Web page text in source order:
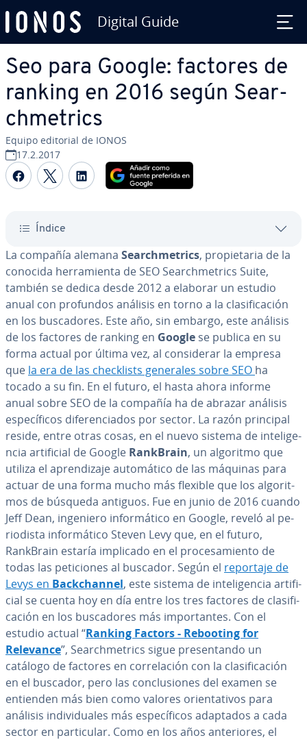
Digital Guide
Seo para Google: factores de
ranking en 2016 según Sea­r­
ch­me­tri­cs
Equipo editorial de IONOS
17.2.2017
Compartir Facebook
Compartir Twitter
Compartir LinkedIn
Índice
La compañía alemana Sea­r­ch­me­tri­cs, pro­pie­ta­ria de la
conocida he­rra­mie­n­ta de SEO Sea­r­ch­me­tri­cs Suite,
también se dedica desde 2012 a elaborar un estudio
anual con profundos análisis en torno a la cla­si­fi­ca­ción
en los bu­s­ca­do­res. Este año, sin embargo, este análisis
de los factores de ranking en Google se publica en su
forma actual por última vez, al co­n­si­de­rar la empresa
que la era de las che­c­kli­sts generales sobre SEO ha
tocado a su fin. En el futuro, el hasta ahora informe
anual sobre SEO de la compañía ha de abrazar análisis
es­pe­cí­fi­cos di­fe­re­n­cia­dos por sector. La razón principal
reside, entre otras cosas, en el nuevo sistema de in­te­li­ge­
n­cia ar­ti­fi­cial de Google RankBrain, un algoritmo que
utiliza el apre­n­di­za­je au­to­má­ti­co de las máquinas para
actuar de una forma mucho más flexible que los al­go­ri­t­
mos de búsqueda antiguos. Fue en junio de 2016 cuando
Jeff Dean, ingeniero in­fo­r­má­ti­co en Google, reveló al pe­
rio­di­s­ta in­fo­r­má­ti­co Steven Levy que, en el futuro,
RankBrain estaría implicado en el pro­ce­sa­mie­n­to de
todas las pe­ti­cio­nes al buscador. Según el reportaje de
Levys en Ba­c­k­cha­n­nel, este sistema de in­te­li­ge­n­cia ar­ti­fi­
cial se cuenta hoy en día entre los tres factores de cla­si­fi­
ca­ción en los bu­s­ca­do­res más im­po­r­ta­n­tes. Con el
estudio actual “Ranking Factors - Rebooting for
Relevance”, Sea­r­ch­me­tri­cs sigue pre­se­n­ta­n­do un
catálogo de factores en co­rre­la­ción con la cla­si­fi­ca­ción
en el buscador, pero las co­n­clu­sio­nes del examen se
entienden más bien como valores orie­n­ta­ti­vos para
análisis in­di­vi­dua­les más es­pe­cí­fi­cos adaptados a cada
sector en pa­r­ti­cu­lar. Como en los años an­te­rio­res, el